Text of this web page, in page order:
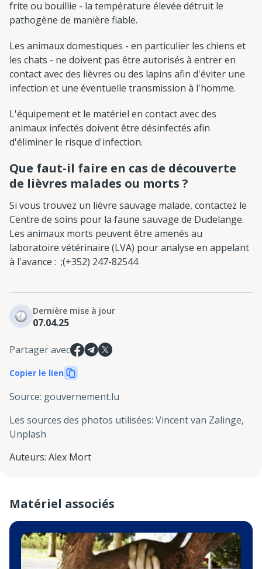
frite ou bouillie - la température élevée détruit le
pathogène de manière fiable.
Les animaux domestiques - en particulier les chiens et
les chats - ne doivent pas être autorisés à entrer en
contact avec des lièvres ou des lapins afin d'éviter une
infection et une éventuelle transmission à l'homme.
L'équipement et le matériel en contact avec des
animaux infectés doivent être désinfectés afin
d'éliminer le risque d'infection.
Que faut-il faire en cas de découverte
de lièvres malades ou morts ?
Si vous trouvez un lièvre sauvage malade, contactez le
Centre de soins pour la faune sauvage de Dudelange.
Les animaux morts peuvent être amenés au
laboratoire vétérinaire (LVA) pour analyse en appelant
à l'avance : ;(+352) 247-82544
Dernière mise à jour
07.04.25
Partager avec
Copier le lien
Source: gouvernement.lu
Les sources des photos utilisées: Vincent van Zalinge,
Unplash
Auteurs: Alex Mort
Matériel associés